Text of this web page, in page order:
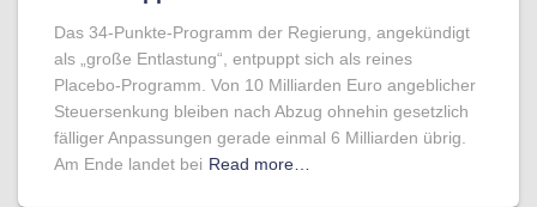
Das 34-Punkte-Programm der Regierung, angekündigt
als „große Entlastung“, entpuppt sich als reines
Placebo-Programm. Von 10 Milliarden Euro angeblicher
Steuersenkung bleiben nach Abzug ohnehin gesetzlich
fälliger Anpassungen gerade einmal 6 Milliarden übrig.
Am Ende landet bei Read more…